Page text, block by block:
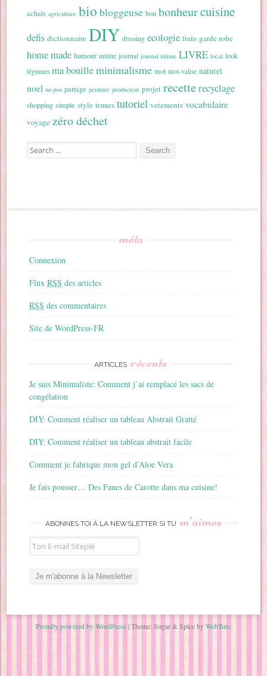
achats agriculture bio bloggeuse bon bonheurcuisine
defis dictionnaire DIY dressing ecologie fruits garde robe
home made humour intime journal journal intime LIVRE local look
légumes ma bouilleminimalisme mot mot-valise naturel
noel no poo partage peinture producteur projet recetterecyclage
shopping simple style tenues tutoriel vetements vocabulaire
voyage zéro déchet
Search for:
méta
Connexion
FluxRSS des articles
RSS des commentaires
Site de WordPress-FR
ARTICLES récents
Je suis Minimaliste: Comment j’ai remplacé les sacs de
congélation
DIY: Comment réaliser un tableau Abstrait Gratté
DIY: Comment réaliser un tableau abstrait facile
Comment je fabrique mon gel d’Aloe Vera
Je fais pousser… Des Fanes de Carotte dans ma cuisine!
ABONNES TOI À LA NEWSLETTER SI TU m’aimes
Proudly powered by WordPress |Theme: Sugar & Spice byWebTuts.